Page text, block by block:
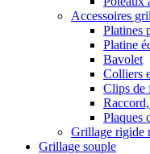
Accessoires
Platines
Platine
Bavolet
Colliers
Clips de
Plaques
Grillage rigide
Grillage souple